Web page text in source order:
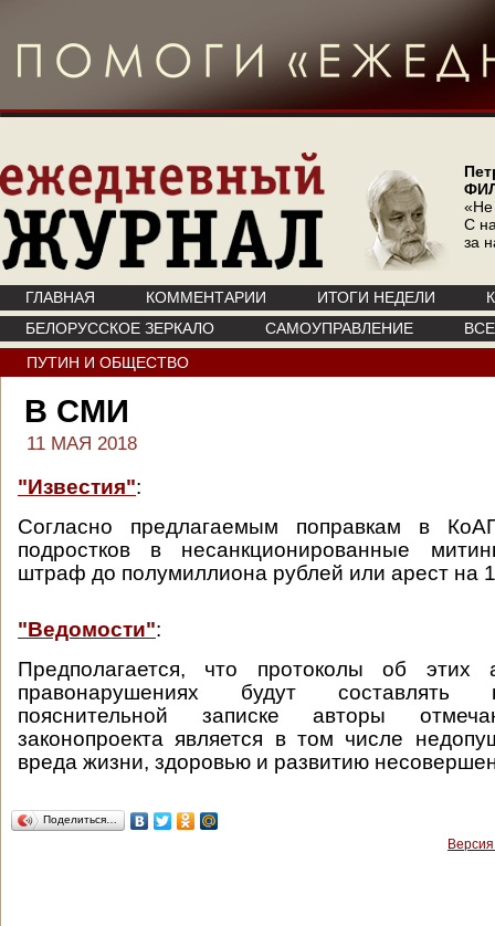
«Не
С
за
ГЛАВНАЯ КОММЕНТАРИИ ИТОГИ НЕДЕЛИ
БЕЛОРУССКОЕ ЗЕРКАЛО
САМОУПРАВЛЕНИЕ
ПУТИН И ОБЩЕСТВО
В СМИ
11 МАЯ 2018
"Известия":
Согласно предлагаемым поправкам в
подростков в несанкционированные
штраф до полумиллиона рублей или арест на
"Ведомости":
Предполагается, что протоколы об этих
правонарушениях будут составлять
пояснительной записке авторы
законопроекта является в том числе
вреда жизни, здоровью и развитию
Поделиться…